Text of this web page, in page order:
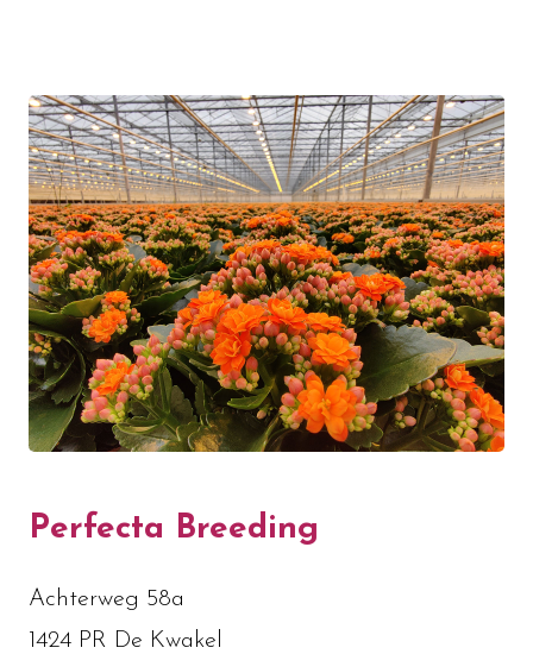
Perfecta Breeding
Achterweg 58a
1424 PR De Kwakel